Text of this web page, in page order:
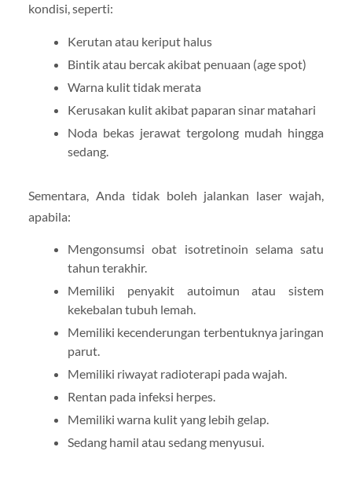
kondisi, seperti:
Kerutan atau keriput halus
Bintik atau bercak akibat penuaan (age spot)
Warna kulit tidak merata
Kerusakan kulit akibat paparan sinar matahari
Noda bekas jerawat tergolong mudah hingga
sedang.
Sementara, Anda tidak boleh jalankan laser wajah,
apabila:
Mengonsumsi obat isotretinoin selama satu
tahun terakhir.
Memiliki penyakit autoimun atau sistem
kekebalan tubuh lemah.
Memiliki kecenderungan terbentuknya jaringan
parut.
Memiliki riwayat radioterapi pada wajah.
Rentan pada infeksi herpes.
Memiliki warna kulit yang lebih gelap.
Sedang hamil atau sedang menyusui.